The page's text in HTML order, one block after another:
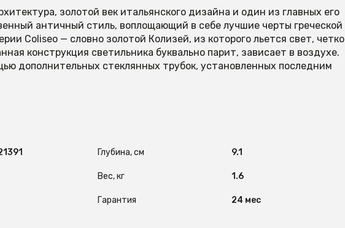
золотой век итальянского дизайна и один из главных его
античный стиль, воплощающий в себе лучшие черты греческой
Coliseo — словно золотой Колизей, из которого льется свет, четко
конструкция светильника буквально парит, зависает в воздухе.
дополнительных стеклянных трубок, установленных последним
Глубина, см 9.1
Вес, кг 1.6
Гарантия 24 мес